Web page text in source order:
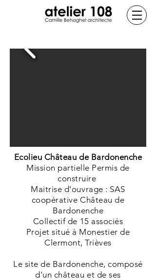
Ecolieu Château de Bardonenche
Mission partielle Permis de
construire
Maitrise d'ouvrage : SAS
coopérative Château de
Bardonenche
Collectif de 15 associés
Projet situé à Monestier de
Clermont, Trièves
Le site de Bardonenche, composé
d'un château et de ses